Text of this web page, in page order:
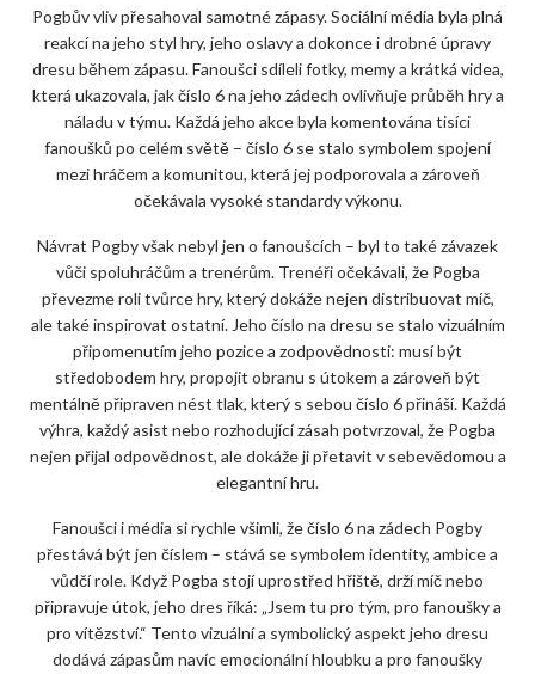
Pogbův vliv přesahoval samotné zápasy. Sociální média byla plná
reakcí na jeho styl hry, jeho oslavy a dokonce i drobné úpravy
dresu během zápasu. Fanoušci sdíleli fotky, memy a krátká videa,
která ukazovala, jak číslo 6 na jeho zádech ovlivňuje průběh hry a
náladu v týmu. Každá jeho akce byla komentována tisíci
fanoušků po celém světě – číslo 6 se stalo symbolem spojení
mezi hráčem a komunitou, která jej podporovala a zároveň
očekávala vysoké standardy výkonu.
Návrat Pogby však nebyl jen o fanoušcích – byl to také závazek
vůči spoluhráčům a trenérům. Trenéři očekávali, že Pogba
převezme roli tvůrce hry, který dokáže nejen distribuovat míč,
ale také inspirovat ostatní. Jeho číslo na dresu se stalo vizuálním
připomenutím jeho pozice a zodpovědnosti: musí být
středobodem hry, propojit obranu s útokem a zároveň být
mentálně připraven nést tlak, který s sebou číslo 6 přináší. Každá
výhra, každý asist nebo rozhodující zásah potvrzoval, že Pogba
nejen přijal odpovědnost, ale dokáže ji přetavit v sebevědomou a
elegantní hru.
Fanoušci i média si rychle všimli, že číslo 6 na zádech Pogby
přestává být jen číslem – stává se symbolem identity, ambice a
vůdčí role. Když Pogba stojí uprostřed hřiště, drží míč nebo
připravuje útok, jeho dres říká: „Jsem tu pro tým, pro fanoušky a
pro vítězství.“ Tento vizuální a symbolický aspekt jeho dresu
dodává zápasům navíc emocionální hloubku a pro fanoušky